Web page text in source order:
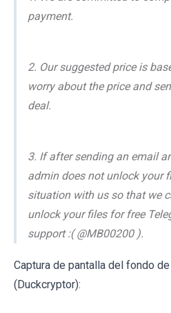
payment.
2. Our suggested price is
worry about the price and
deal.
3. If after sending an email
admin does not unlock your
situation with us so that we
unlock your files for free
support :( @MB00200 ).
Captura de pantalla del fondo
(Duckcryptor):